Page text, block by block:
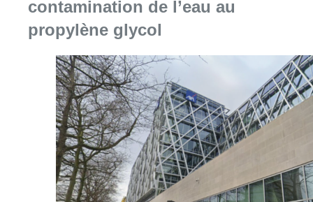
05 août 2026Consulter l'article "Le siège bruxellois
Sécheresse : attention aux chutes
de branches en forêt